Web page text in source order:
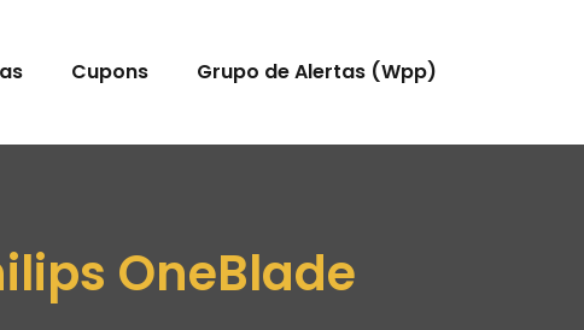
Cupons Grupo de Alertas (Wpp)
OneBlade